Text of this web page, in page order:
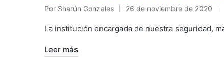
Publicado
por
Por Sharún Gonzales 26 de noviembre de 2020
La institución encargada de nuestra seguridad,
Leer más